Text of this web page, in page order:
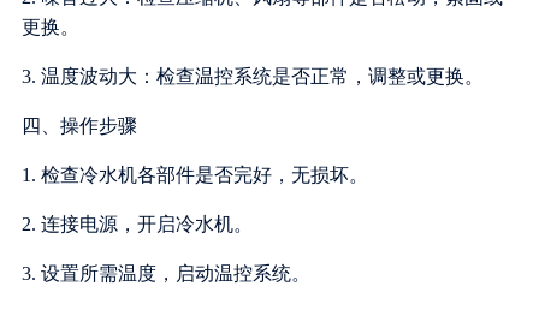
更换。
3. 温度波动大：检查温控系统是否正常，调整或更换。
四、操作步骤
1. 检查冷水机各部件是否完好，无损坏。
2. 连接电源，开启冷水机。
3. 设置所需温度，启动温控系统。